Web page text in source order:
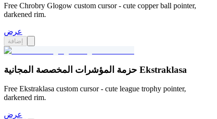
Free Chrobry Glogow custom cursor - cute copper ball pointer,
darkened rim.
عرض
إضافة
حزمة المؤشرات المخصصة المجانية Ekstraklasa
Free Ekstraklasa custom cursor - cute league trophy pointer,
darkened rim.
عرض